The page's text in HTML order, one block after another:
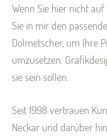
Wenn Sie hier nicht
Sie in mir den
Dolmetscher, um Ihre
umzusetzen.
sie sein sollen.
Seit 1998 vertrauen
Neckar und darüber